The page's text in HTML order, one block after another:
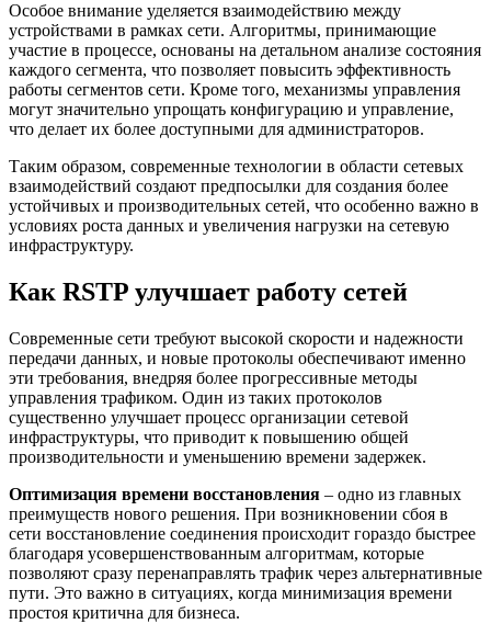
Особое внимание уделяется взаимодействию между
устройствами в рамках сети. Алгоритмы, принимающие
участие в процессе, основаны на детальном анализе состояния
каждого сегмента, что позволяет повысить эффективность
работы сегментов сети. Кроме того, механизмы управления
могут значительно упрощать конфигурацию и управление,
что делает их более доступными для администраторов.
Таким образом, современные технологии в области сетевых
взаимодействий создают предпосылки для создания более
устойчивых и производительных сетей, что особенно важно в
условиях роста данных и увеличения нагрузки на сетевую
инфраструктуру.
Как RSTP улучшает работу сетей
Современные сети требуют высокой скорости и надежности
передачи данных, и новые протоколы обеспечивают именно
эти требования, внедряя более прогрессивные методы
управления трафиком. Один из таких протоколов
существенно улучшает процесс организации сетевой
инфраструктуры, что приводит к повышению общей
производительности и уменьшению времени задержек.
Оптимизация времени восстановления – одно из главных
преимуществ нового решения. При возникновении сбоя в
сети восстановление соединения происходит гораздо быстрее
благодаря усовершенствованным алгоритмам, которые
позволяют сразу перенаправлять трафик через альтернативные
пути. Это важно в ситуациях, когда минимизация времени
простоя критична для бизнеса.